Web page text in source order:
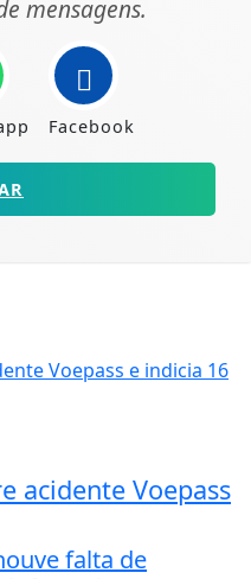
mensagens.
Facebook
acidente Voepass
falta de